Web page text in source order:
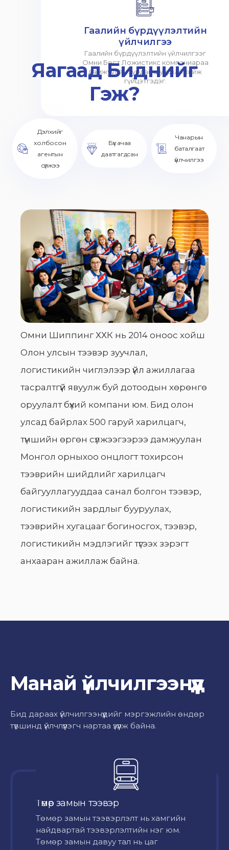
Гаалийн бүрдүүлэлтийн
үйлчилгээ
Гаалийн бүрдүүлэлтийн үйлчилгээг
Омни Бест Ложистикс компаниараа
дамжуулан хурдан шуурхай хийж
гүйцэтгэдэг.
Яагаад Биднийг
Гэж?
Дэлхийг
холбосон
агентын
сүлжээ
Бүх ачаа
даатгагдсан
Чанарын
баталгаат
үйлчилгээ
Омни Шиппинг ХХК нь 2014 оноос хойш
Олон улсын тээвэр зуучлал,
логистикийн чиглэлээр үйл ажиллагаа
тасралтгүй явуулж буй дотоодын хөрөнгө
оруулалт бүхий компани юм. Бид олон
улсад байрлах 500 гаруй харилцагч,
түншийн өргөн сүлжээгээрээ дамжуулан
Монгол орныхоо онцлогт тохирсон
тээврийн шийдлийг харилцагч
байгууллагууддаа санал болгон тээвэр,
логистикийн зардлыг бууруулах,
тээврийн хугацааг богиносгох, тээвэр,
логистикийн мэдлэгийг түгээх зэрэгт
анхааран ажиллаж байна.
Манай үйлчилгээнүүд
Бид дараах үйлчилгээнүүдийг мэргэжлийн өндөр
түвшинд үйлчлүүлэгч нартаа үзүүлж байна.
Төмөр замын тээвэр
Төмөр замын тээвэрлэлт нь хамгийн
найдвартай тээвэрлэлтийн нэг юм.
Төмөр замын давуу тал нь цаг